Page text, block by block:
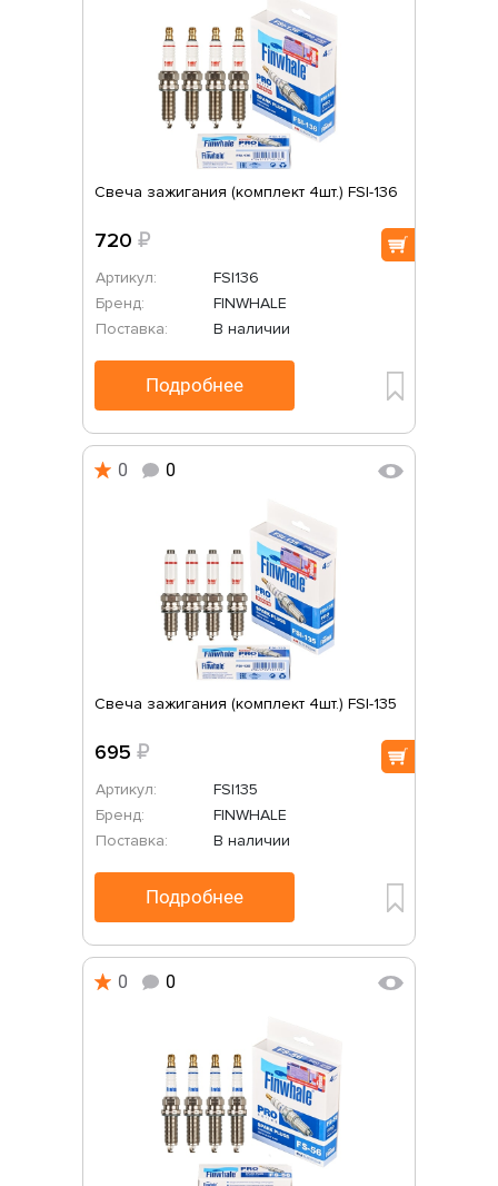
Свеча зажигания (комплект 4шт.) FSI-136
720 ₽
Артикул:
FSI136
Бренд:
FINWHALE
Поставка:
В наличии
Подробнее
0 0
Свеча зажигания (комплект 4шт.) FSI-135
695 ₽
Артикул:
FSI135
Бренд:
FINWHALE
Поставка:
В наличии
Подробнее
0 0